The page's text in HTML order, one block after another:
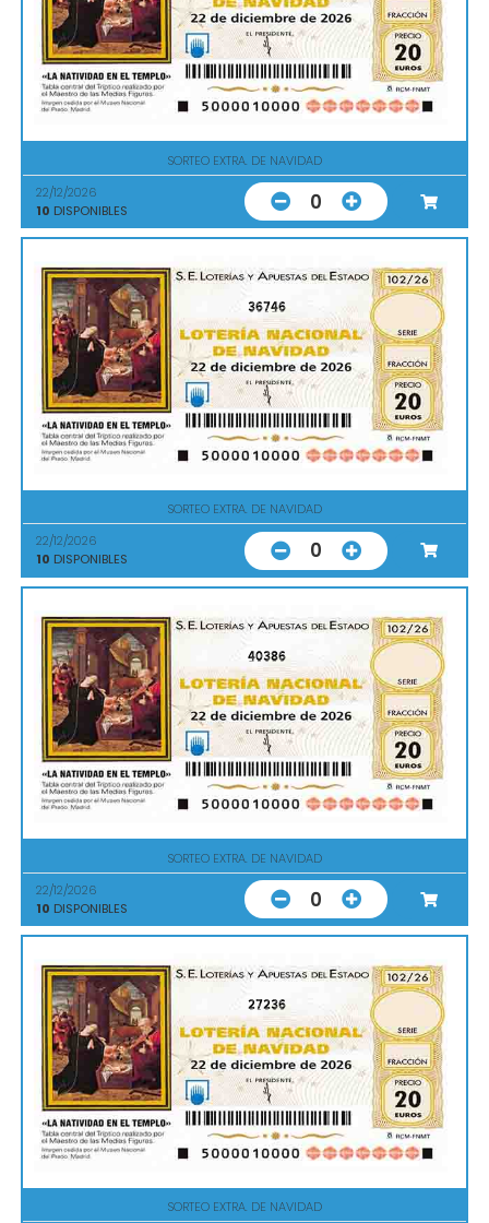
SORTEO EXTRA. DE NAVIDAD
22/12/2026
10 DISPONIBLES 0
36746
SORTEO EXTRA. DE NAVIDAD
22/12/2026
10 DISPONIBLES 0
40386
SORTEO EXTRA. DE NAVIDAD
22/12/2026
10 DISPONIBLES 0
27236
SORTEO EXTRA. DE NAVIDAD